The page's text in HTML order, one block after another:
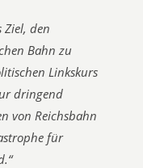
Ziel, den
Bahn zu
Linkskurs
dringend
von Reichsbahn
für